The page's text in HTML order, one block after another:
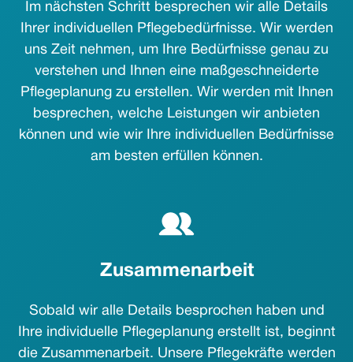
Im nächsten Schritt besprechen wir alle Details
Ihrer individuellen Pflegebedürfnisse. Wir werden
uns Zeit nehmen, um Ihre Bedürfnisse genau zu
verstehen und Ihnen eine maßgeschneiderte
Pflegeplanung zu erstellen. Wir werden mit Ihnen
besprechen, welche Leistungen wir anbieten
können und wie wir Ihre individuellen Bedürfnisse
am besten erfüllen können.
Zusammenarbeit
Sobald wir alle Details besprochen haben und
Ihre individuelle Pflegeplanung erstellt ist, beginnt
die Zusammenarbeit. Unsere Pflegekräfte werden